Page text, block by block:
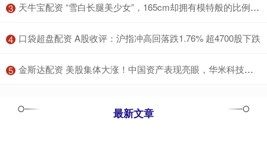
3 ​天牛宝配资 “雪白长腿美少女”，165cm却拥有模特般的比例，樱若菜！_团体_曾以_偶像
4 ​口袋超盘配资 A股收评：沪指冲高回落跌1.76% 超4700股下跌
5 ​金斯达配资 美股集体大涨！中国资产表现亮眼，华米科技一度涨超48%
最新文章